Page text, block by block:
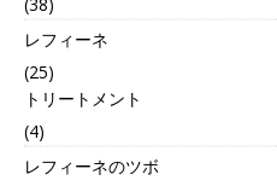
(38)
レフィーネ
(25)
トリートメント
(4)
レフィーネのツボ